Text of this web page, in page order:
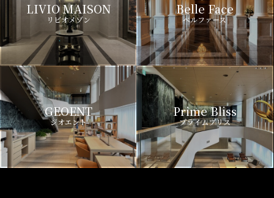
LIVIO MAISON
リビオメゾン
Belle Face
ベルファース
GEOENT
ジオエント
Prime Bliss
プライムブリス